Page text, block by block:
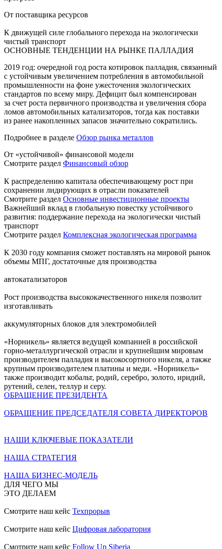
От поставщика ресурсов
К движущей силе глобального перехода на экологически
чистый транспорт
ОСНОВНЫЕ ТЕНДЕНЦИИ НА РЫНКЕ ПАЛЛАДИЯ
2019 год: очередной год роста котировок палладия, связанный
с устойчивым увеличением потребления в автомобильной
промышленности на фоне ужесточения экологических
стандартов по всему миру. Дефицит был компенсирован
за счет роста первичного производства и увеличения сбора
ломов автомобильных катализаторов, тогда как поставки
из ранее накопленных запасов значительно сократились.
Подробнее в разделе Обзор рынка металлов
От «устойчивой» финансовой модели
Смотрите раздел Финансовый обзор
К распределению капитала обеспечивающему рост при
сохранении лидирующих в отрасли показателей
Смотрите раздел Основные инвестиционные проекты
Важнейший вклад в глобальную повестку устойчивого
развития: поддержание перехода на экологически чистый
транспорт
Смотрите раздел Комплексная экологическая программа
К 2030 году компания сможет поставлять на мировой рынок
объемы МПГ, достаточные для производства
автокатализаторов
Рост производства высококачественного никеля позволит
изготавливать
аккумуляторных блоков для электромобилей
«Норникель» является ведущей компанией в российской
горно-металлургической отрасли и крупнейшим мировым
производителем палладия и высокосортного никеля, а также
крупным производителем платины и меди. «Норникель»
также производит кобальт, родий, серебро, золото, иридий,
рутений, селен, теллур и серу.
ОБРАЩЕНИЕ ПРЕЗИДЕНТА
ОБРАЩЕНИЕ ПРЕДСЕДАТЕЛЯ СОВЕТА ДИРЕКТОРОВ
НАШИ КЛЮЧЕВЫЕ ПОКАЗАТЕЛИ
НАША СТРАТЕГИЯ
НАША БИЗНЕС-МОДЕЛЬ
ДЛЯ ЧЕГО МЫ
ЭТО ДЕЛАЕМ
Смотрите наш кейс Техпрорыв
Смотрите наш кейс Цифровая лаборатория
Смотрите наш кейс Follow Up Siberia